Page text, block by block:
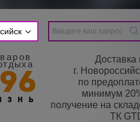
Доставка
г.
по
минимум
получение на
ТК